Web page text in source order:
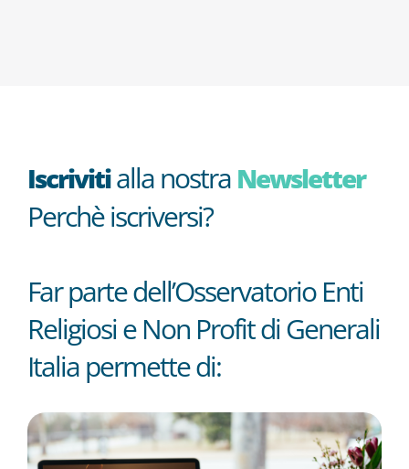
Iscrivitialla nostra Newsletter
Perchè iscriversi?
Far parte dell’Osservatorio Enti
Religiosi e Non Profit di Generali
Italia permette di: